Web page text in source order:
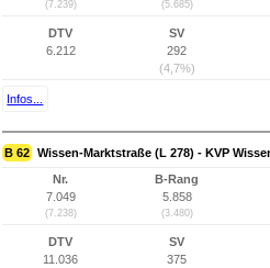
(7.239) (5.685)
DTV
6.212
SV
292
(4,7%)
Infos...
B 62 Wissen-Marktstraße (L 278) - KVP
Nr.
7.049
(7.238)
B-Rang
5.858
(3.480)
DTV
11.036
SV
375